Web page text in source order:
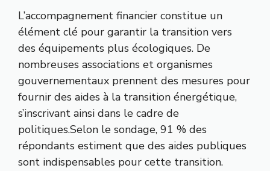
L’accompagnement financier constitue un
élément clé pour garantir la transition vers
des équipements plus écologiques. De
nombreuses associations et organismes
gouvernementaux prennent des mesures pour
fournir des aides à la transition énergétique,
s’inscrivant ainsi dans le cadre de
politiques.Selon le sondage, 91 % des
répondants estiment que des aides publiques
sont indispensables pour cette transition.